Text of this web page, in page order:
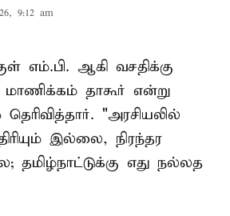
9:12 am
எம்.பி. ஆகி வசதிக்கு
மாணிக்கம் தாகூர் என்று
"அரசியலில்
இல்லை, நிரந்தர
எது நல்லத